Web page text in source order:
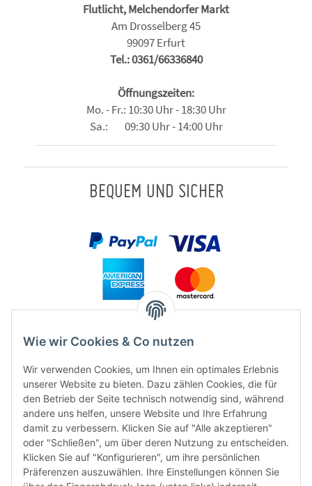
Flutlicht, Melchendorfer Markt
Am Drosselberg 45
99097 Erfurt
Tel.: 0361/66336840
Öffnungszeiten:
Mo. - Fr.: 10:30 Uhr - 18:30 Uhr
Sa.: 09:30 Uhr - 14:00 Uhr
BEQUEM UND SICHER
FÜR EUCH UNTERWEGS
Wie wir Cookies & Co nutzen
Wir verwenden Cookies, um Ihnen ein optimales Erlebnis
unserer Website zu bieten. Dazu zählen Cookies, die für
den Betrieb der Seite technisch notwendig sind, während
andere uns helfen, unsere Website und Ihre Erfahrung
damit zu verbessern. Klicken Sie auf "Alle akzeptieren"
oder "Schließen", um über deren Nutzung zu entscheiden.
Klicken Sie auf "Konfigurieren", um ihre persönlichen
Präferenzen auszuwählen. Ihre Einstellungen können Sie